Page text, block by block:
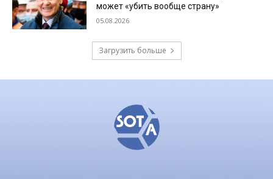
может «убить вообще страну»
05.08.2026
Загрузить больше